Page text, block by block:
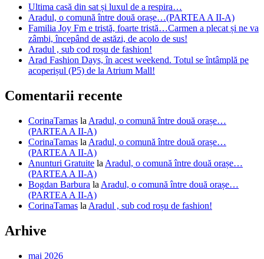
Ultima casă din sat și luxul de a respira…
Aradul, o comună între două orașe…(PARTEA A II-A)
Familia Joy Fm e tristă, foarte tristă…Carmen a plecat și ne va
zâmbi, începând de astăzi, de acolo de sus!
Aradul , sub cod roșu de fashion!
Arad Fashion Days, în acest weekend. Totul se întâmplă pe
acoperișul (P5) de la Atrium Mall!
Comentarii recente
CorinaTamas la Aradul, o comună între două orașe…
(PARTEA A II-A)
CorinaTamas la Aradul, o comună între două orașe…
(PARTEA A II-A)
Anunturi Gratuite la Aradul, o comună între două orașe…
(PARTEA A II-A)
Bogdan Barbura la Aradul, o comună între două orașe…
(PARTEA A II-A)
CorinaTamas la Aradul , sub cod roșu de fashion!
Arhive
mai 2026